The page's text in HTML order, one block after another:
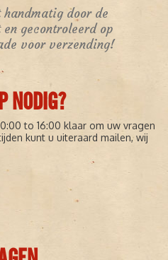
door de
gecontroleerd op
voor verzending!
NODIG?
to 16:00 klaar om uw vragen
kunt u uiteraard mailen, wij